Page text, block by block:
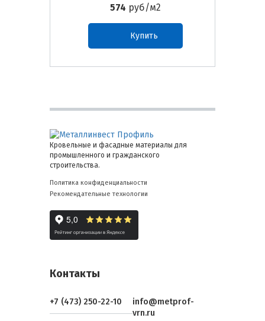
574 руб/м2
Купить
Кровельные и фасадные материалы для
промышленного и гражданского
строительства.
Политика конфиденциальности
Рекомендательные технологии
Контакты
+7 (473) 250-22-10
info@metprof-
vrn.ru